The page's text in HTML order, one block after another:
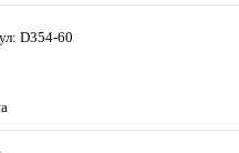
D354-60